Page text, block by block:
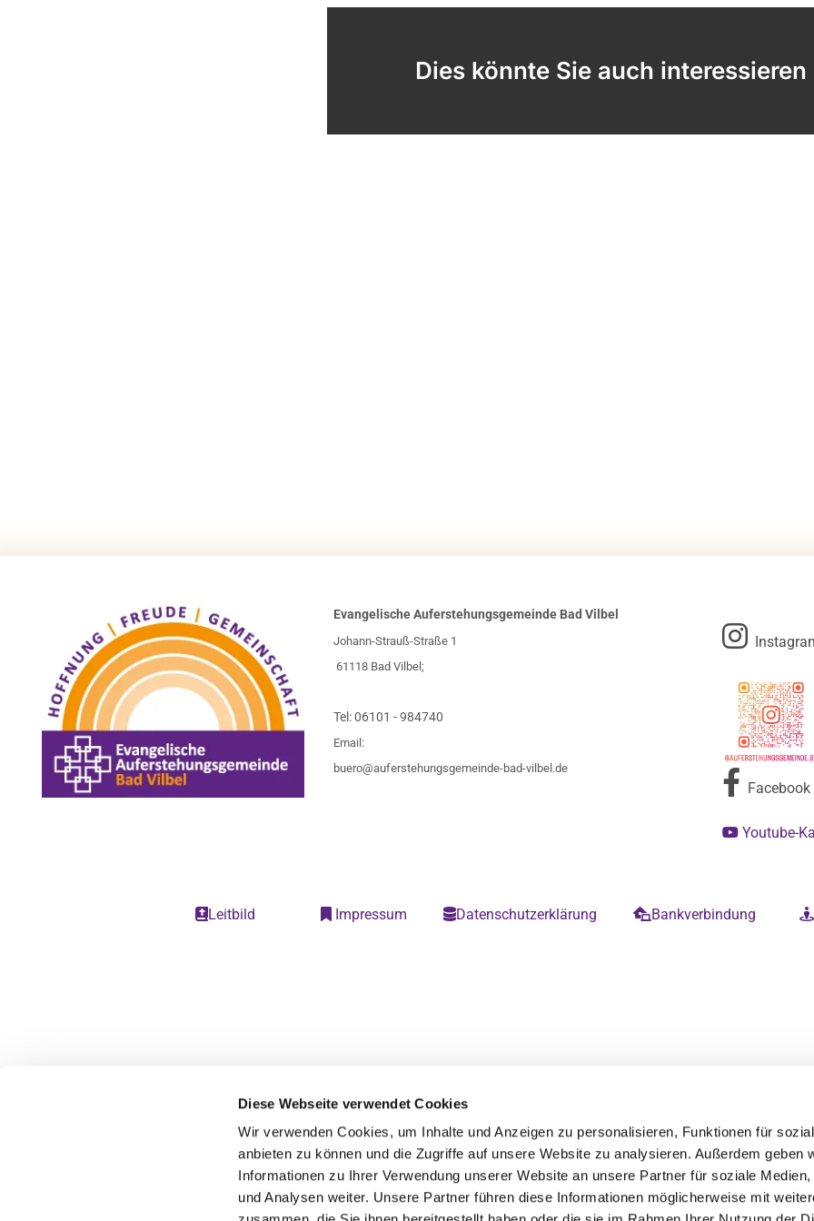
Diese Webseite verwendet Cookies
Wir verwenden Cookies, um Inhalte und Anzeigen zu personalisieren, Funktionen für
anbieten zu können und die Zugriffe auf unsere Website zu analysieren. Außerdem geben
Informationen zu Ihrer Verwendung unserer Website an unsere Partner für soziale Medien,
und Analysen weiter. Unsere Partner führen diese Informationen möglicherweise mit
Dies könnte Sie auch interessieren
Evangelische Auferstehungsgemeinde Bad Vilbel
Johann-Strauß-Straße 1
61118 Bad Vilbel;
Tel:06101 - 984740
Email:
buero@auferstehungsgemeinde-bad-vilbel.de

 Facebook
Youtube-
Leitbild  Impressum Datenschutzerklärung Bankverbindung 